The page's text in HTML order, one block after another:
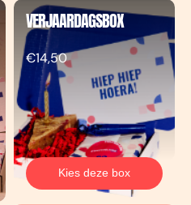
VERJAARDAGSBOX
€14,50
Kies deze box